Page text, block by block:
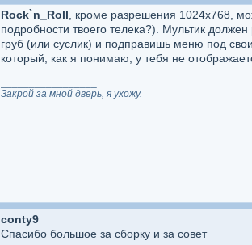
Rock`n_Roll , кроме разрешения 1024х768,
подробности твоего телека?). Мультик
груб (или суслик) и подправишь меню под
который, как я понимаю, у тебя не
Закрой за мной дверь, я ухожу.
conty9
Спасибо большое за сборку и за совет